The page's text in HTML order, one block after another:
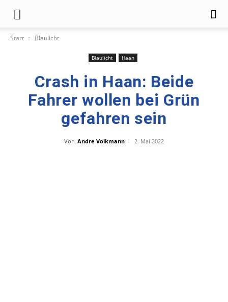
Start Blaulicht
Blaulicht Haan
Crash in Haan: Beide
Fahrer wollen bei Grün
gefahren sein
Von Andre Volkmann - 2. Mai 2022